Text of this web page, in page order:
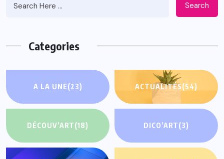
Search
Categories
A LA UNE(23) ACTUALITÉS(54)
DÉCOUV’ART(18) DICO’ART(3)